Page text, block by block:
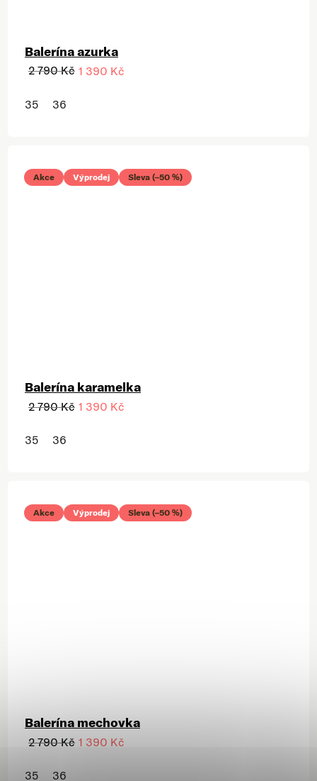
Balerína azurka
2 790 Kč 1 390 Kč
35 36
Akce Výprodej Sleva (–50 %)
Balerína karamelka
2 790 Kč 1 390 Kč
35 36
Akce Výprodej Sleva (–50 %)
Balerína mechovka
2 790 Kč 1 390 Kč
35 36